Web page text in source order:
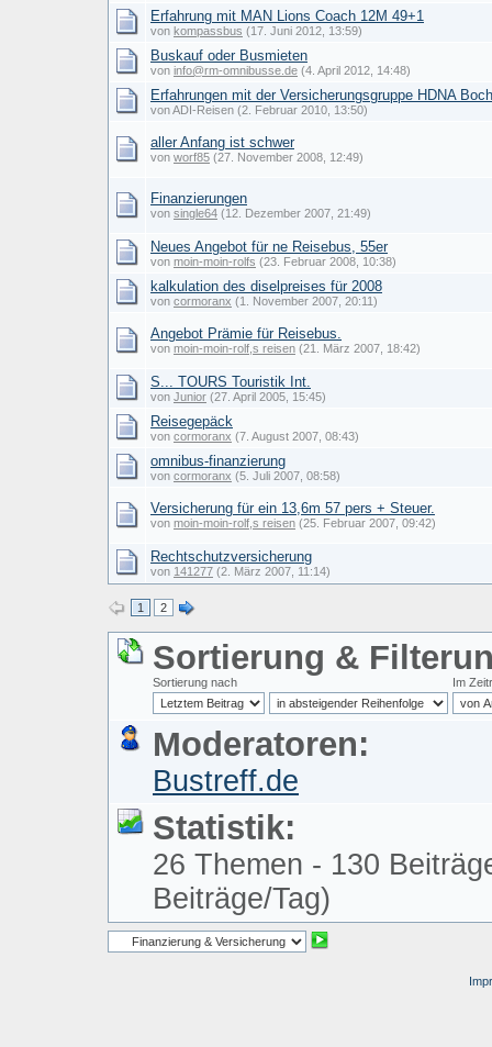
Erfahrung mit MAN Lions Coach 12M 49+1
von kompassbus (17. Juni 2012, 13:59)
Buskauf oder Busmieten
von info@rm-omnibusse.de (4. April 2012, 14:48)
Erfahrungen mit der Versicherungsgruppe HDNA
von ADI-Reisen (2. Februar 2010, 13:50)
aller Anfang ist schwer
von worf85 (27. November 2008, 12:49)
Finanzierungen
von single64 (12. Dezember 2007, 21:49)
Neues Angebot für ne Reisebus, 55er
von moin-moin-rolfs (23. Februar 2008, 10:38)
kalkulation des diselpreises für 2008
von cormoranx (1. November 2007, 20:11)
Angebot Prämie für Reisebus.
von moin-moin-rolf,s reisen (21. März 2007, 18:42)
S... TOURS Touristik Int.
von Junior (27. April 2005, 15:45)
Reisegepäck
von cormoranx (7. August 2007, 08:43)
omnibus-finanzierung
von cormoranx (5. Juli 2007, 08:58)
Versicherung für ein 13,6m 57 pers + Steuer.
von moin-moin-rolf,s reisen (25. Februar 2007, 09:42)
Rechtschutzversicherung
von 141277 (2. März 2007, 11:14)
1 2
Sortierung &
Sortierung nach Im
Moderatoren:
Bustreff.de
Statistik:
26 Themen - 130
Beiträge/Tag)